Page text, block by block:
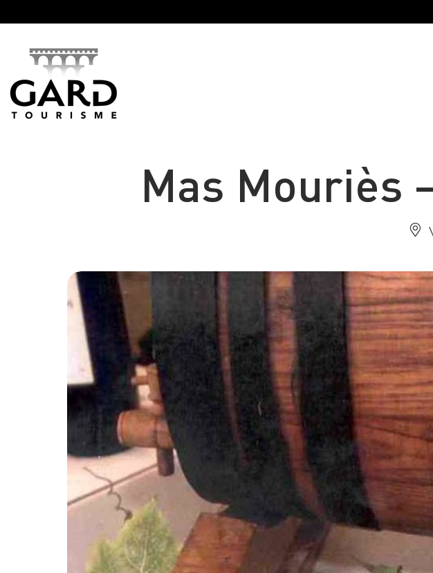
Mas Mouriès